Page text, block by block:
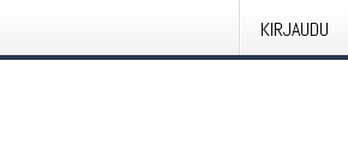
KIRJAUDU